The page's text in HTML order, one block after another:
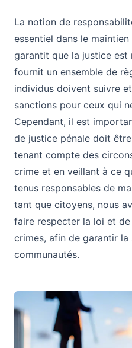
La notion de
essentiel dans le
garantit que la justice est
fournit un ensemble de
individus doivent suivre
sanctions pour ceux qui
Cependant, il est
de justice pénale doit
tenant compte des
crime et en veillant à ce
tenus responsables de
tant que citoyens, nous
faire respecter la loi et
crimes, afin de garantir la
communautés.